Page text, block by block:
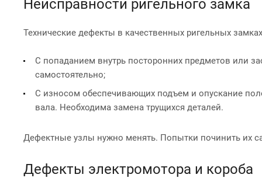
Неисправности ригельного замка
Технические дефекты в качественных ригельных
С попаданием внутрь посторонних предметов или
самостоятельно;
С износом обеспечивающих подъем и опускание
вала. Необходима замена трущихся деталей.
Дефектные узлы нужно менять. Попытки починить их
Дефекты электромотора и короба